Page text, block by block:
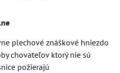
plechové znáškové hniezdo
chovateľov ktorý nie sú
požierajú